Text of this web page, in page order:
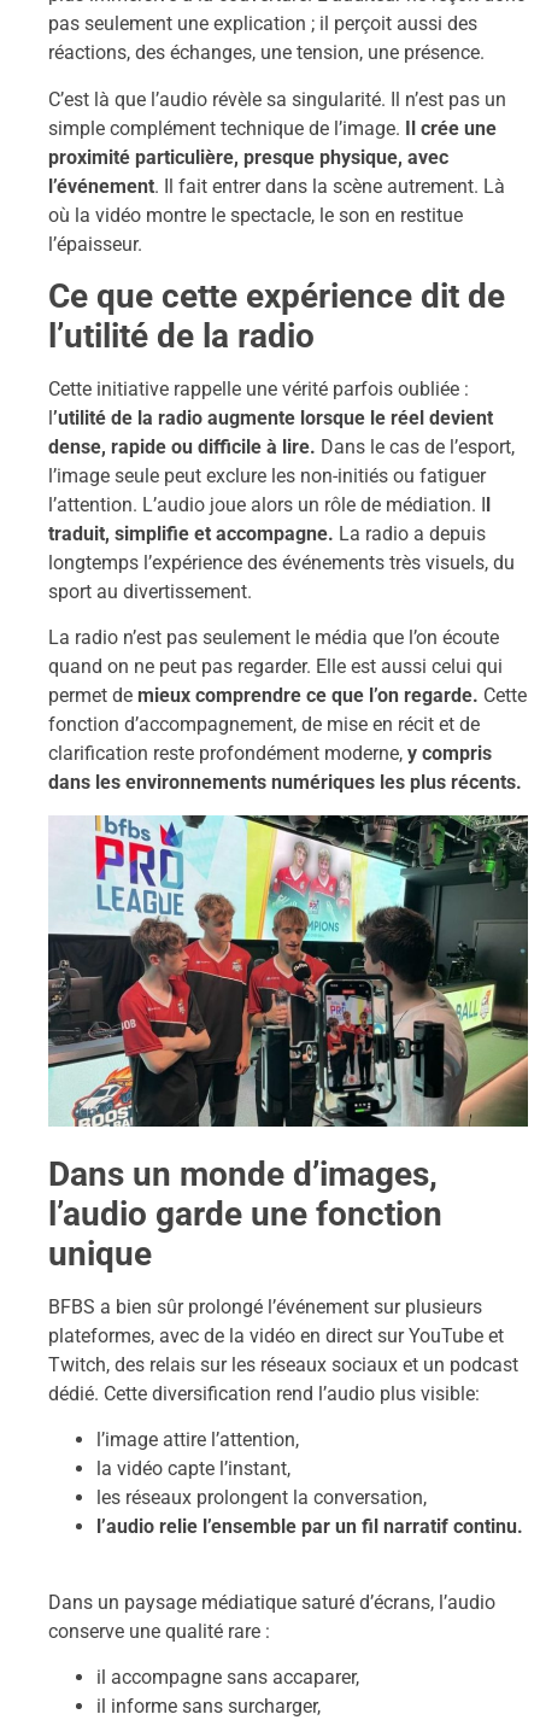
pas seulement une explication ; il perçoit aussi des
réactions, des échanges, une tension, une présence.
C’est là que l’audio révèle sa singularité. Il n’est pas un
simple complément technique de l’image. Il crée une
proximité particulière, presque physique, avec
l’événement. Il fait entrer dans la scène autrement. Là
où la vidéo montre le spectacle, le son en restitue
l’épaisseur.
Ce que cette expérience dit de
l’utilité de la radio
Cette initiative rappelle une vérité parfois oubliée :
l’utilité de la radio augmente lorsque le réel devient
dense, rapide ou difficile à lire. Dans le cas de l’esport,
l’image seule peut exclure les non-initiés ou fatiguer
l’attention. L’audio joue alors un rôle de médiation. Il
traduit, simplifie et accompagne. La radio a depuis
longtemps l’expérience des événements très visuels, du
sport au divertissement.
La radio n’est pas seulement le média que l’on écoute
quand on ne peut pas regarder. Elle est aussi celui qui
permet de mieux comprendre ce que l’on regarde. Cette
fonction d’accompagnement, de mise en récit et de
clarification reste profondément moderne, y compris
dans les environnements numériques les plus récents.
Dans un monde d’images,
l’audio garde une fonction
unique
BFBS a bien sûr prolongé l’événement sur plusieurs
plateformes, avec de la vidéo en direct sur YouTube et
Twitch, des relais sur les réseaux sociaux et un podcast
dédié. Cette diversification rend l’audio plus visible:
l’image attire l’attention,
la vidéo capte l’instant,
les réseaux prolongent la conversation,
l’audio relie l’ensemble par un fil narratif continu.
Dans un paysage médiatique saturé d’écrans, l’audio
conserve une qualité rare :
il accompagne sans accaparer,
il informe sans surcharger,